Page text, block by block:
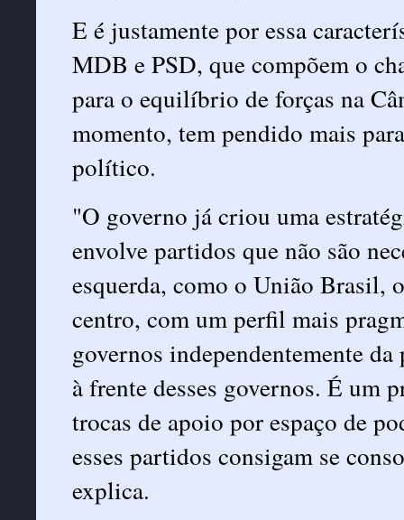
E é justamente por essa
MDB e PSD, que compõem o
para o equilíbrio de forças na
momento, tem pendido mais
político.
"O governo já criou uma
envolve partidos que não são
esquerda, como o União Brasil,
centro, com um perfil mais
governos independentemente
à frente desses governos. É um
trocas de apoio por espaço de
esses partidos consigam se
explica.